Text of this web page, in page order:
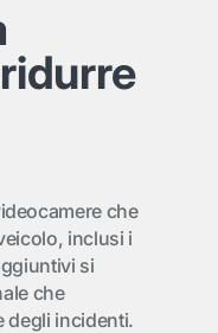
che
inclusi i
si
che
degli incidenti.